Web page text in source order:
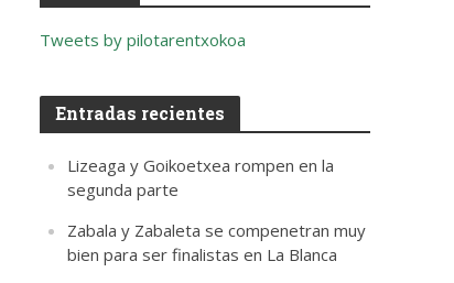
Tweets by pilotarentxokoa
Entradas recientes
Lizeaga y Goikoetxea rompen en la
segunda parte
Zabala y Zabaleta se compenetran muy
bien para ser finalistas en La Blanca